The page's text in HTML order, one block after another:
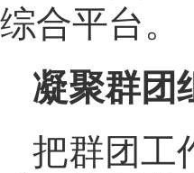
综合平台。
凝聚群团
把群团工